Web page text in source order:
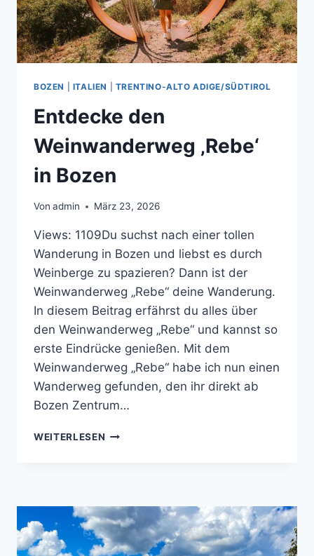
BOZEN ITALIEN TRENTINO-ALTO ADIGE/SÜDTIROL
Entdecke den
Weinwanderweg ‚Rebe‘
in Bozen
Von admin März 23, 2026
Views: 1109Du suchst nach einer tollen
Wanderung in Bozen und liebst es durch
Weinberge zu spazieren? Dann ist der
Weinwanderweg „Rebe“ deine Wanderung.
In diesem Beitrag erfährst du alles über
den Weinwanderweg „Rebe“ und kannst so
erste Eindrücke genießen. Mit dem
Weinwanderweg „Rebe“ habe ich nun einen
Wanderweg gefunden, den ihr direkt ab
Bozen Zentrum…
WEITERLESEN ENTDECKE
BOZEN